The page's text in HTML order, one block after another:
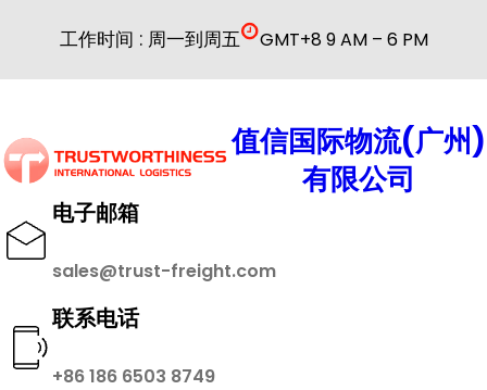
内
工作时间 : 周一到周五 GMT+8 9 AM – 6 PM
值信国际物流(广州)
有限公司
电子邮箱
sales@trust-freight.com
联系电话
+86 186 6503 8749